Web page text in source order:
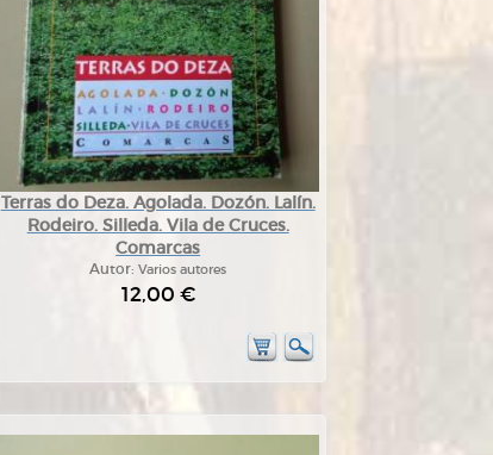
Terras do Deza. Agolada. Dozón. Lalín.
Rodeiro. Silleda. Vila de Cruces.
Comarcas
Autor:Varios autores
12,00 €